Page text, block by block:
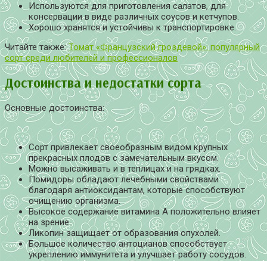
Используются для приготовления салатов, для
консервации в виде различных соусов и кетчупов.
Хорошо хранятся и устойчивы к транспортировке.
Читайте также:Томат «Французский гроздевой»: популярный
сорт среди любителей и профессионалов
Достоинства и недостатки сорта
Основные достоинства:
Сорт привлекает своеобразным видом крупных
прекрасных плодов с замечательным вкусом.
Можно высаживать и в теплицах и на грядках.
Помидоры обладают лечебными свойствами
благодаря антиоксидантам, которые способствуют
очищению организма.
Высокое содержание витамина А положительно влияет
на зрение.
Ликопин защищает от образования опухолей.
Большое количество антоцианов способствует
укреплению иммунитета и улучшает работу сосудов.